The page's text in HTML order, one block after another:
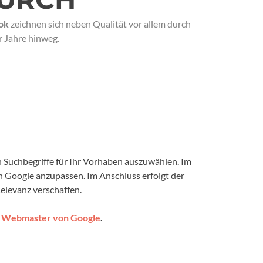
zeichnen sich neben Qualität vor allem durch
Jahre hinweg.
für Ihr Vorhaben auszuwählen. Im
anzupassen. Im Anschluss erfolgt der
verschaffen.
von Google.